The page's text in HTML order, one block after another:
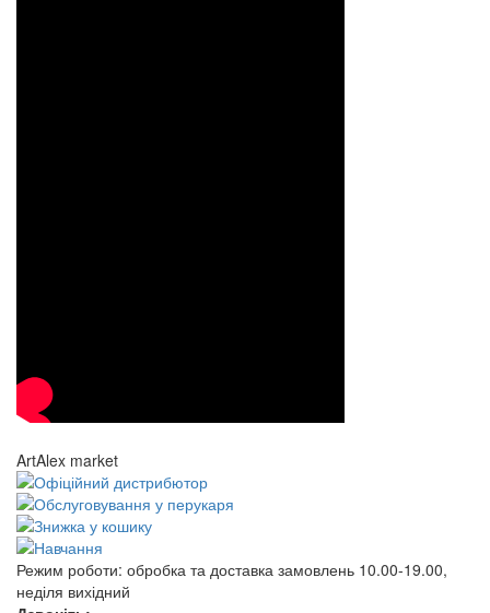
ArtAlex market
Режим роботи: обробка та доставка замовлень 10.00-19.00,
неділя вихідний